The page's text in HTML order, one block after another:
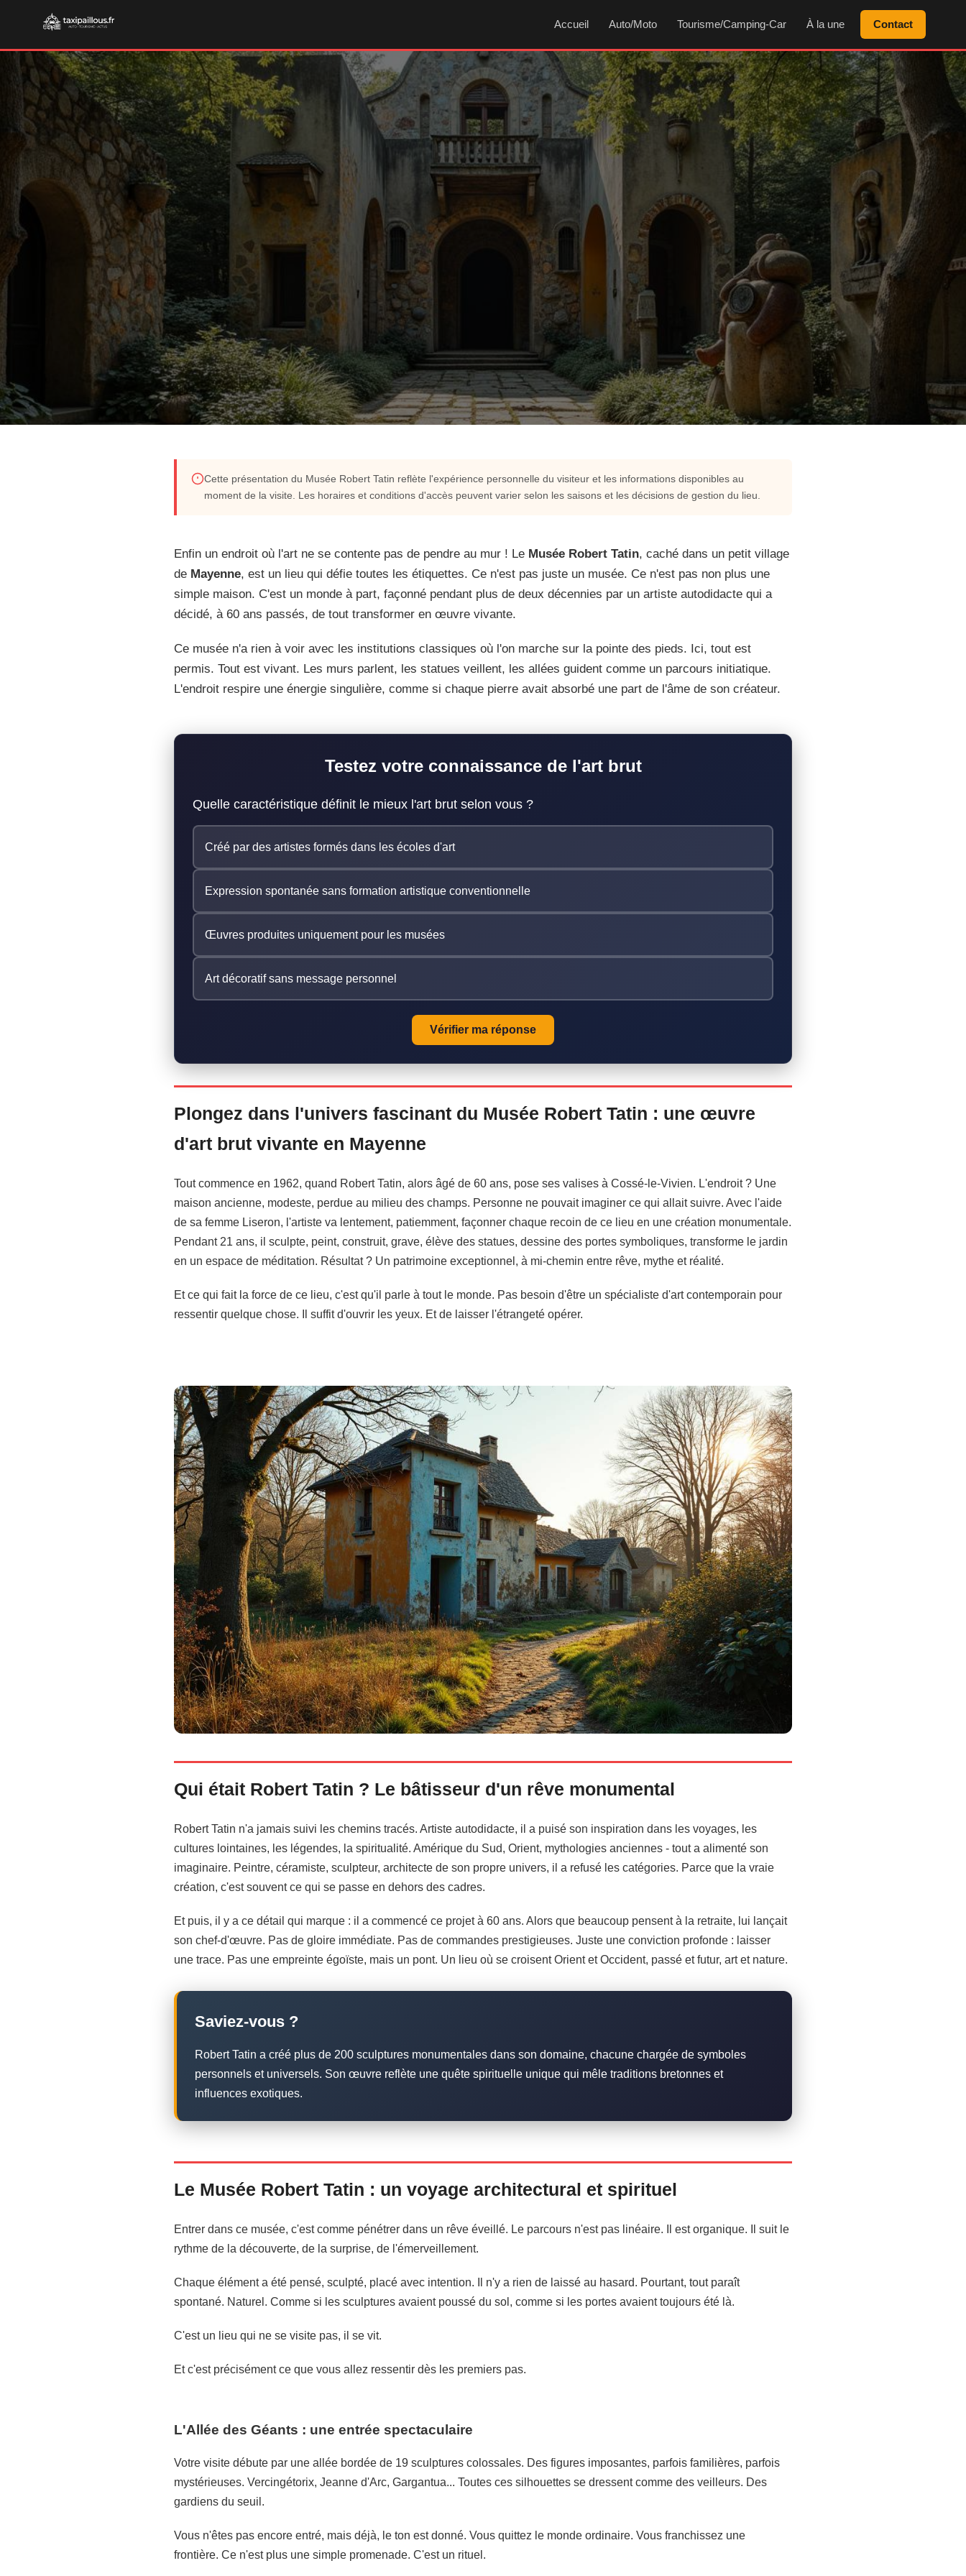
Accueil Auto/Moto Tourisme/Camping-Car À la une Contact
Découvrez le musée Robert Tatin : un chef-
d'œuvre d'art brut en Mayenne
Plongez dans l'univers mystique de Robert Tatin, un artiste visionnaire qui a transformé sa
maison en une œuvre d'art monumentale unique en son genre.
15 min de lecture 21 ans de création
Cette présentation du Musée Robert Tatin reflète l'expérience personnelle du visiteur et les informations disponibles au
moment de la visite. Les horaires et conditions d'accès peuvent varier selon les saisons et les décisions de gestion du lieu.
Enfin un endroit où l'art ne se contente pas de pendre au mur ! Le Musée Robert Tatin, caché dans un petit village
de Mayenne, est un lieu qui défie toutes les étiquettes. Ce n'est pas juste un musée. Ce n'est pas non plus une
simple maison. C'est un monde à part, façonné pendant plus de deux décennies par un artiste autodidacte qui a
décidé, à 60 ans passés, de tout transformer en œuvre vivante.
Ce musée n'a rien à voir avec les institutions classiques où l'on marche sur la pointe des pieds. Ici, tout est
permis. Tout est vivant. Les murs parlent, les statues veillent, les allées guident comme un parcours initiatique.
L'endroit respire une énergie singulière, comme si chaque pierre avait absorbé une part de l'âme de son créateur.
Testez votre connaissance de l'art brut
Quelle caractéristique définit le mieux l'art brut selon vous ?
Créé par des artistes formés dans les écoles d'art
Expression spontanée sans formation artistique conventionnelle
Œuvres produites uniquement pour les musées
Art décoratif sans message personnel
Vérifier ma réponse
Plongez dans l'univers fascinant du Musée Robert Tatin : une œuvre
d'art brut vivante en Mayenne
Tout commence en 1962, quand Robert Tatin, alors âgé de 60 ans, pose ses valises à Cossé-le-Vivien. L'endroit ? Une
maison ancienne, modeste, perdue au milieu des champs. Personne ne pouvait imaginer ce qui allait suivre. Avec l'aide
de sa femme Liseron, l'artiste va lentement, patiemment, façonner chaque recoin de ce lieu en une création monumentale.
Pendant 21 ans, il sculpte, peint, construit, grave, élève des statues, dessine des portes symboliques, transforme le jardin
en un espace de méditation. Résultat ? Un patrimoine exceptionnel, à mi-chemin entre rêve, mythe et réalité.
Et ce qui fait la force de ce lieu, c'est qu'il parle à tout le monde. Pas besoin d'être un spécialiste d'art contemporain pour
ressentir quelque chose. Il suffit d'ouvrir les yeux. Et de laisser l'étrangeté opérer.
Qui était Robert Tatin ? Le bâtisseur d'un rêve monumental
Robert Tatin n'a jamais suivi les chemins tracés. Artiste autodidacte, il a puisé son inspiration dans les voyages, les
cultures lointaines, les légendes, la spiritualité. Amérique du Sud, Orient, mythologies anciennes - tout a alimenté son
imaginaire. Peintre, céramiste, sculpteur, architecte de son propre univers, il a refusé les catégories. Parce que la vraie
création, c'est souvent ce qui se passe en dehors des cadres.
Et puis, il y a ce détail qui marque : il a commencé ce projet à 60 ans. Alors que beaucoup pensent à la retraite, lui lançait
son chef-d'œuvre. Pas de gloire immédiate. Pas de commandes prestigieuses. Juste une conviction profonde : laisser
une trace. Pas une empreinte égoïste, mais un pont. Un lieu où se croisent Orient et Occident, passé et futur, art et nature.
Saviez-vous ?
Robert Tatin a créé plus de 200 sculptures monumentales dans son domaine, chacune chargée de symboles
personnels et universels. Son œuvre reflète une quête spirituelle unique qui mêle traditions bretonnes et
influences exotiques.
Le Musée Robert Tatin : un voyage architectural et spirituel
Entrer dans ce musée, c'est comme pénétrer dans un rêve éveillé. Le parcours n'est pas linéaire. Il est organique. Il suit le
rythme de la découverte, de la surprise, de l'émerveillement.
Chaque élément a été pensé, sculpté, placé avec intention. Il n'y a rien de laissé au hasard. Pourtant, tout paraît
spontané. Naturel. Comme si les sculptures avaient poussé du sol, comme si les portes avaient toujours été là.
C'est un lieu qui ne se visite pas, il se vit.
Et c'est précisément ce que vous allez ressentir dès les premiers pas.
L'Allée des Géants : une entrée spectaculaire
Votre visite débute par une allée bordée de 19 sculptures colossales. Des figures imposantes, parfois familières, parfois
mystérieuses. Vercingétorix, Jeanne d'Arc, Gargantua... Toutes ces silhouettes se dressent comme des veilleurs. Des
gardiens du seuil.
Vous n'êtes pas encore entré, mais déjà, le ton est donné. Vous quittez le monde ordinaire. Vous franchissez une
frontière. Ce n'est plus une simple promenade. C'est un rituel.